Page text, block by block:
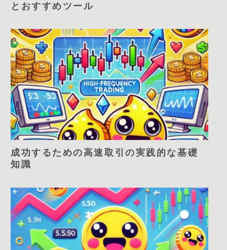
とおすすめツール
成功するための高速取引の実践的な基礎
知識